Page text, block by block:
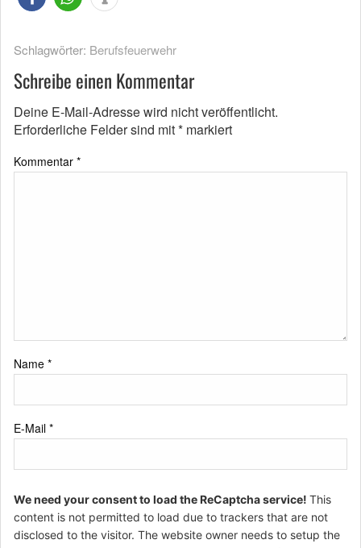
Schlagwörter: Berufsfeuerwehr
Schreibe einen Kommentar
Deine E-Mail-Adresse wird nicht veröffentlicht.
Erforderliche Felder sind mit* markiert
Kommentar *
Name *
E-Mail *
We need your consent to load the ReCaptcha service! This
content is not permitted to load due to trackers that are not
disclosed to the visitor. The website owner needs to setup the